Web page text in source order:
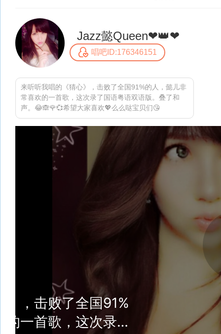
Jazz懿Queen❤👑❤
唱吧ID:176346151
来听听我唱的《猜心》，击败了全国91%的人，懿儿非
常喜欢的一首歌，这次录了国语粤语双语版。叠了和
声。😂🙈🌹💞希望大家喜欢💖么么哒宝贝们😘